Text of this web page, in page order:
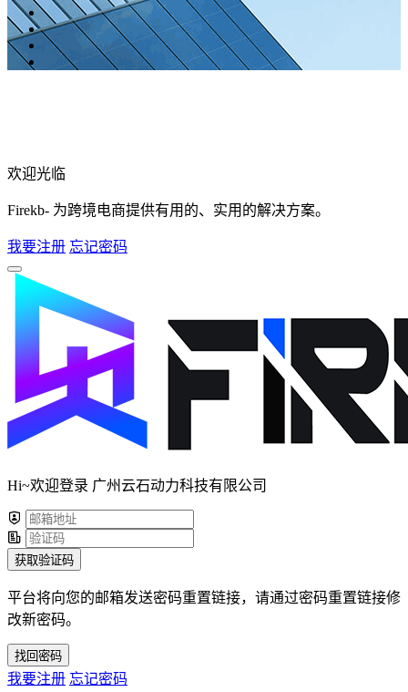
欢迎光临
Firekb- 为跨境电商提供有用的、实用的解决方案。
我要注册 忘记密码
Hi~欢迎登录 广州云石动力科技有限公司
获取验证码
平台将向您的邮箱发送密码重置链接，请通过密码重置链接修
改新密码。
找回密码
我要注册 忘记密码